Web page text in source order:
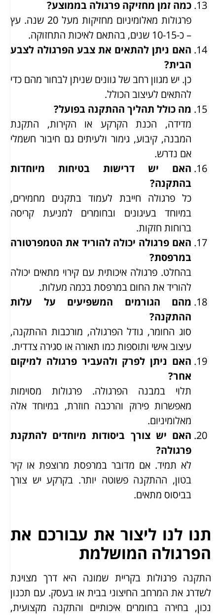
כמה זמן מחזיקה פרגולה בממוצע?
פרגולות מאלומיניום מחזיקות מעל 20 שנה. עץ
– כ-10-15 שנים, בהתאם לאיכות התחזוקה.
האם ניתן להתאים את צבע הפרגולה לצבע
הבית?
כן. יש מגוון רחב של גוונים שניתן לבחור מהם כדי
להתאים לעיצוב הכולל.
מה כולל תהליך ההתקנה בפועל?
מדידה, הכנת הקרקע או הקירות, התקנת
המבנה, קיבוע, גימור ולעיתים גם חיבור חשמלי
אם נדרש.
האם יש דרישות בטיחות מיוחדות
בהתקנה?
כל פרגולה חייבת לעמוד בתקנים מחמירים,
במיוחד בעיגונים ובחומרים למניעת קריסה
ברוחות חזקות.
האם פרגולה יכולה להוריד את הטמפרטורה
במרפסת?
בהחלט. פרגולה איכותית עם קירוי מתאים יכולה
להוריד את החום במרפסת בכמה מעלות.
מהם הגורמים המשפיעים על עלות
ההתקנה?
סוג החומר, גודל הפרגולה, מורכבות ההתקנה,
עיצוב אישי ותוספות כמו תאורה או סגירה צדדית.
האם ניתן לפרק ולהעביר פרגולה למיקום
אחר?
תלוי במבנה הפרגולה. פרגולות מסוימות
מאפשרות פירוק והרכבה חוזרת, במיוחד אלה
מאלומיניום.
האם יש צורך ביסודות מיוחדים להתקנת
פרגולה?
לא תמיד. אם מדובר במרפסת מרוצפת או קיר
בטון, ההתקנה פשוטה יותר. בקרקע יש צורך
בביסוס מתאים.
תנו לנו ליצור את עבורכם את
הפרגולה המושלמת
התקנה פרגולות בקריית שמונה היא דרך מצוינת
לשדרג את המרחב החיצוני בבית או בעסק. עם תכנון
נכון, בחירה בחומרים איכותיים והתקנה מקצועית,